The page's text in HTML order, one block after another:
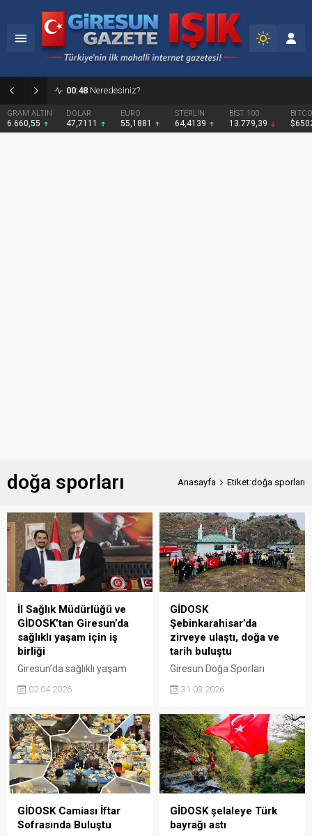
02:12 Fındığın Geleceği İçin Yeni Bir Politika Şart
DOLAR
47,7111
EURO
55,1881
STERLİN
64,4139
BIST 100
13.779,39
BITCOIN
$65025
doğa sporları Anasayfa Etiket:doğa sporları
İl Sağlık Müdürlüğü ve
GİDOSK’tan Giresun’da
sağlıklı yaşam için iş
birliği
Giresun’da sağlıklı yaşam
önemli bir adım atıldı. İl
arasında imzalanan
protokolle doğa sporları ve
fiziksel aktiviteler
yaygınlaştırılacak.
02.04.2026
GİDOSK
Şebinkarahisar’da
zirveye ulaştı, doğa ve
tarih buluştu
Giresun Doğa Sporları
Şebinkarahisar’da
Doğa Yürüyüşü” yoğun
katılımla gerçekleştirildi.
AFAD gönüllülerinin de yer
aldığı etkinlikte doğaseverler
zorlu parkurları aşarak
zirveye ulaştı.
31.03.2026
GİDOSK Camiası İftar
Sofrasında Buluştu
GİDOSK şelaleye Türk
bayrağı astı